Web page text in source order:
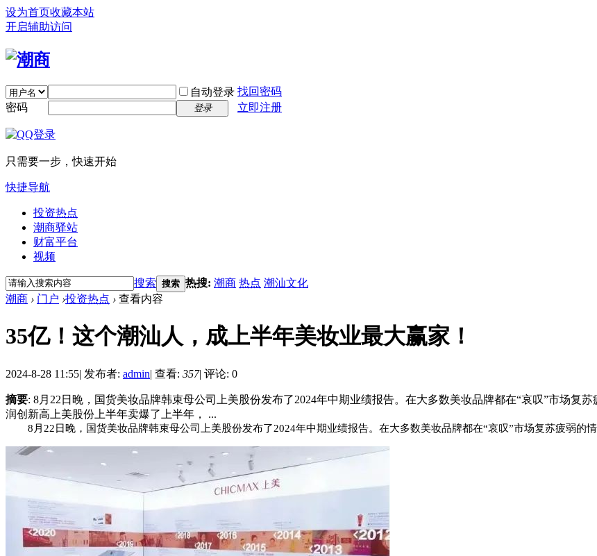
设为首页收藏本站
开启辅助访问
自动登录 找回密码
密码
登录 立即注册
只需要一步，快速开始
快捷导航
投资热点
潮商驿站
财富平台
视频
搜索 搜索 热搜: 潮商 热点 潮汕文化
潮商 › 门户 ›投资热点 › 查看内容
35亿！这个潮汕人，成上半年美妆业最大赢家！
2024-8-28 11:55| 发布者: admin| 查看: 357| 评论: 0
摘要: 8月22日晚，国货美妆品牌韩束母公司上美股份发布了2024年中期业绩报告。在大多数美妆品牌都在“哀叹”市场复
润创新高上美股份上半年卖爆了上半年， ...
8月22日晚，国货美妆品牌韩束母公司上美股份发布了2024年中期业绩报告。在大多数美妆品牌都在“哀叹”市场复苏疲弱的